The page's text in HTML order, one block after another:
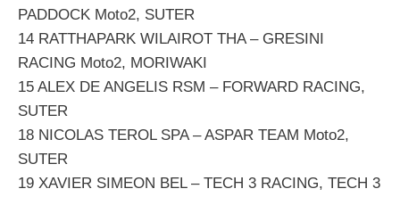
PADDOCK Moto2, SUTER
14 RATTHAPARK WILAIROT THA – GRESINI
RACING Moto2, MORIWAKI
15 ALEX DE ANGELIS RSM – FORWARD RACING,
SUTER
18 NICOLAS TEROL SPA – ASPAR TEAM Moto2,
SUTER
19 XAVIER SIMEON BEL – TECH 3 RACING, TECH 3